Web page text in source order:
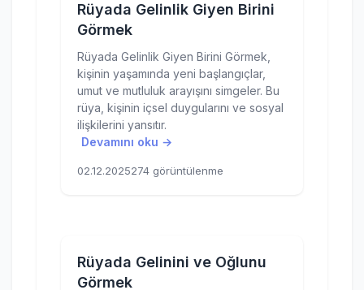
Rüyada Gelinlik Giyen Birini
Görmek
Rüyada Gelinlik Giyen Birini Görmek,
kişinin yaşamında yeni başlangıçlar,
umut ve mutluluk arayışını simgeler. Bu
rüya, kişinin içsel duygularını ve sosyal
ilişkilerini yansıtır.
Devamını oku →
02.12.2025274 görüntülenme
Rüyada Gelinini ve Oğlunu
Görmek